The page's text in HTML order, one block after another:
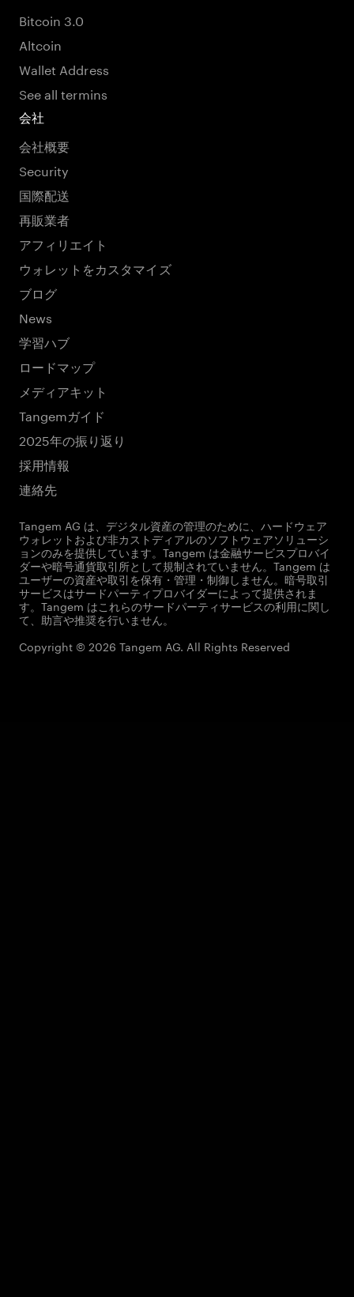
Bitcoin 3.0
Altcoin
Wallet Address
See all termins
会社
会社概要
Security
国際配送
再販業者
アフィリエイト
ウォレットをカスタマイズ
ブログ
News
学習ハブ
ロードマップ
メディアキット
Tangemガイド
2025年の振り返り
採用情報
連絡先
Tangem AG は、デジタル資産の管理のために、ハードウェア
ウォレットおよび非カストディアルのソフトウェアソリューシ
ョンのみを提供しています。Tangem は金融サービスプロバイ
ダーや暗号通貨取引所として規制されていません。Tangem は
ユーザーの資産や取引を保有・管理・制御しません。暗号取引
サービスはサードパーティプロバイダーによって提供されま
す。Tangem はこれらのサードパーティサービスの利用に関し
て、助言や推奨を行いません。